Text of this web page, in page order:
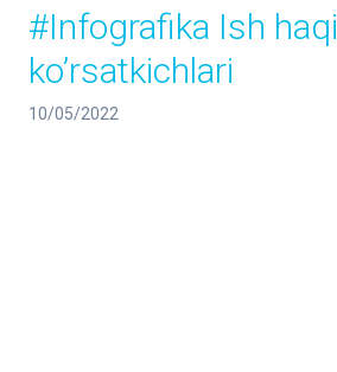
#Infografika Ish haqi
ko’rsatkichlari
10/05/2022